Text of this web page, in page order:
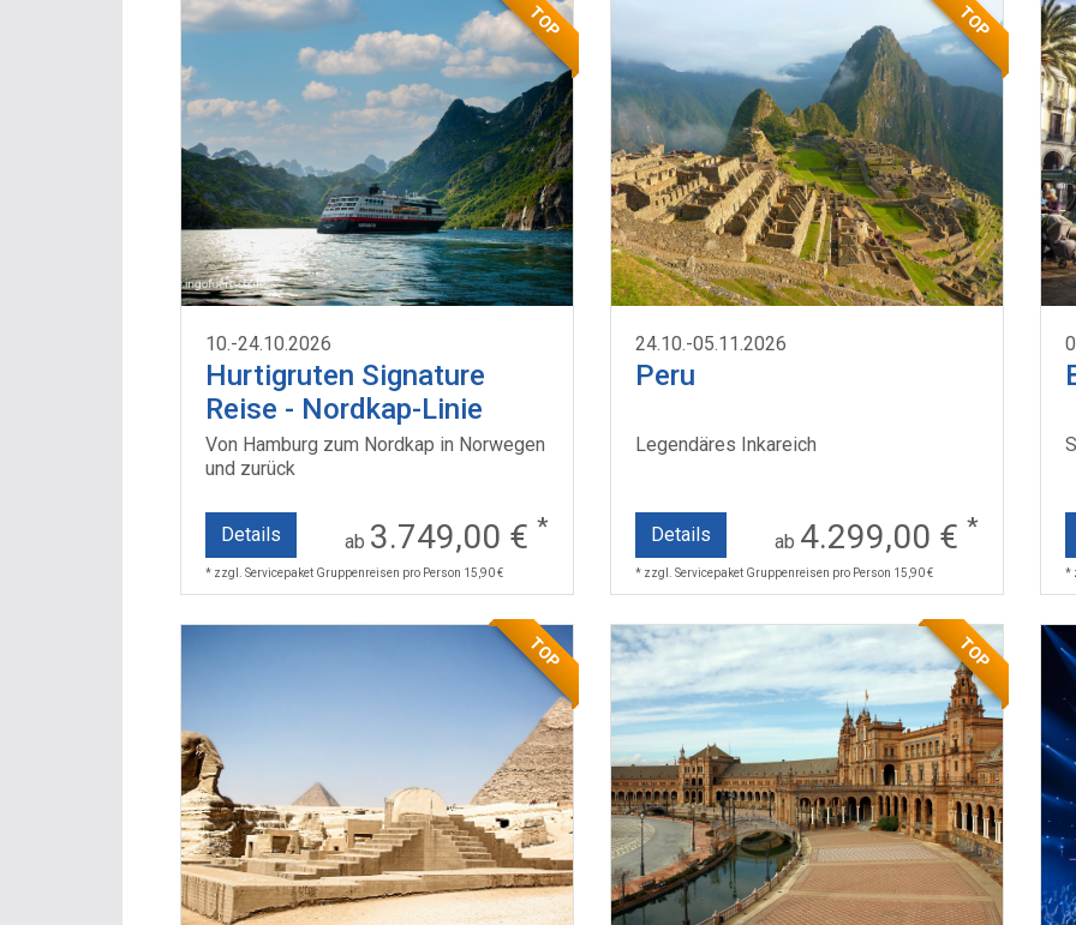
TOP
10.-24.10.2026
Hurtigruten Signature
Reise - Nordkap-Linie
Von Hamburg zum Nordkap in Norwegen
und zurück
Details ab 3.749,00 € *
* zzgl. Servicepaket Gruppenreisen pro Person 15,90 €
TOP
24.10.-05.11.2026
Peru
Legendäres Inkareich
Details ab 4.299,00 € *
* zzgl. Servicepaket Gruppenreisen pro Person 15,90 € *
TOP TOP